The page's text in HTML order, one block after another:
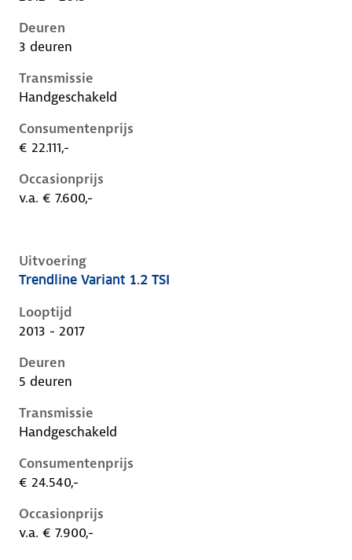
Deuren
3 deuren
Transmissie
Handgeschakeld
Consumentenprijs
€ 22.111,-
Occasionprijs
v.a. € 7.600,-
Uitvoering
Volkswagen Golf vii, variant 1.2 tsi, 63 kW, Benzine,
Trendline Variant 1.2 TSI
Looptijd
2013 - 2017
Deuren
5 deuren
Transmissie
Handgeschakeld
Consumentenprijs
€ 24.540,-
Occasionprijs
v.a. € 7.900,-